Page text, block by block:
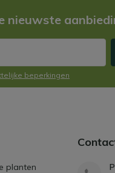
nieuwste
beperkingen
planten